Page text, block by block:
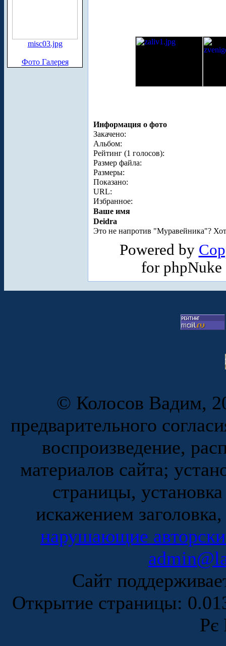
misc03.jpg
Фото Галерея
Информация о фото
Закачено:
Альбом:
Рейтинг (1 голосов):
Размер файла:
Размеры:
Показано:
URL:
Избранное:
Ваше имя
Deidra
Это не напротив "Муравейника"?
Powered by
for
© Колосов Вадим,
предварительного
воспроизведение,
материалов сайта;
страницы,
искажением
нарушающие
Сайт
Открытие страницы:
Рє